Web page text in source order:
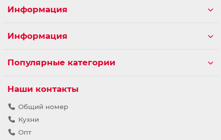
Информация
Информация
Популярные категории
Наши контакты
Общий номер
Кухни
Опт